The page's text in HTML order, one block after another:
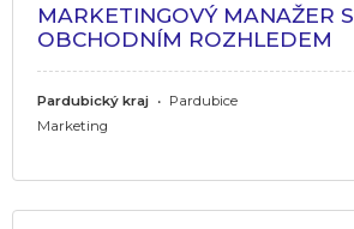
MARKETINGOVÝ MANAŽER S
OBCHODNÍM ROZHLEDEM
Pardubický kraj • Pardubice
Marketing